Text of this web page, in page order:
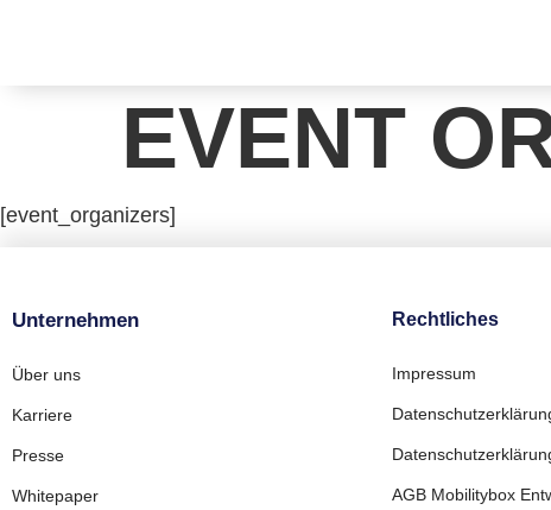
EVENT
[event_organizers]
Unternehmen
Über uns
Karriere
Presse
Whitepaper
Rechtliches
Impressum
AGB Mobilitybox